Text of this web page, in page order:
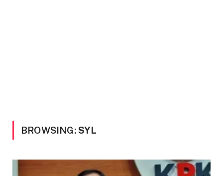
BROWSING:SYL